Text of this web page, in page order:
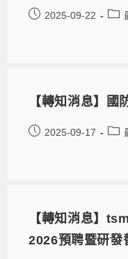
2025-09-22
【轉知消息】國
2025-09-17
【轉知消息】
2026預聘暨研發